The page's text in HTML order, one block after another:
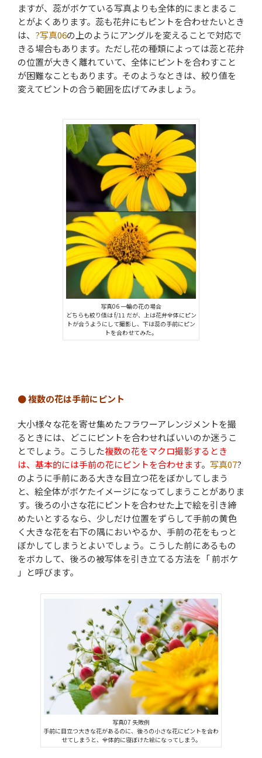
ますが、蕊がボケている写真よりも全体的にまとまるこ
とがよくあります。蕊も花弁にもピントを合わせたいとき
は、 ?写真06の上のようにアングルを変えることで対応で
きる場合もあります。ただし花の種類によっては蕊と花弁
の位置が大きく離れていて、全体にピントを合わすこと
が困難なこともあります。そのようなときは、絞り値を
変えてピントの合う範囲を広げてみましょう。
写真06 一輪の花の場合
どちらも絞り値は f/11 だが、上は花弁全体にピン
トが合うようにして撮影し、下は蕊の手前にピン
トを合わせてみた。
● 複数の花は手前にピント
大小様々な花を寄せ集めたフラワーアレンジメントを撮
るときには、どこにピントを合わせればいいのか迷うこ
とでしょう。こうした複数の花をマクロ撮影するとき
は、基本的には手前の花にピントを合わせます。 写真07?
のように手前にある大きな目立つ花をぼかしてしまう
と、絵全体がボケたイメージになってしまうことがありま
す。後ろの小さな花にピントを合わせた上で絵を引き締
めたいとするなら、少しだけ位置をずらして手前の黄色
く大きな花を右下の隅においやるか、手前の花をもっと
ぼかしてしまうとよいでしょう。こうした前にあるもの
をボカして、後ろの被写体を引き立てる方法を「 前ボケ
」と呼びます。
写真07 失敗例
手前に目立つ大きな花があるのに、後ろの小さな花にピントを合わ
せてしまうと、全体的に寝ぼけた絵になってしまう。